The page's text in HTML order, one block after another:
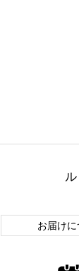
お届け